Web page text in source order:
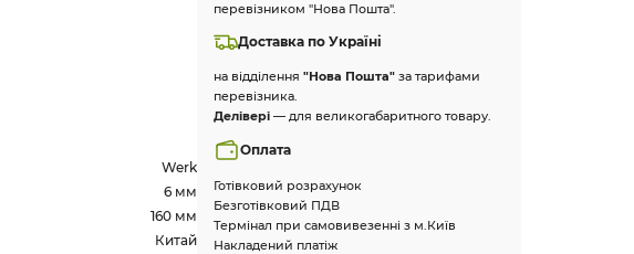
Werk
6 мм
160 мм
Китай
перевізником "Нова Пошта".
Доставка по Україні
на відділення"Нова Пошта"за тарифами
перевізника.
Делівері — для великогабаритного товару.
Оплата
Готівковий розрахунок
Безготівковий ПДВ
Термінал при самовивезенні з м.Київ
Накладений платіж